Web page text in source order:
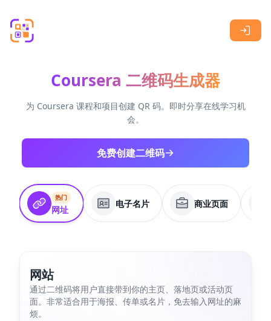
Coursera 二维码生成器
为 Coursera 课程和项目创建 QR 码。即时分享在线学习机
会。
免费创建二维码
热门
网址
电子名片 商业页面
网站
通过二维码将用户直接带到你的主页、落地页或活动页
面。非常适合用于海报、传单或名片，免去输入网址的麻
烦。